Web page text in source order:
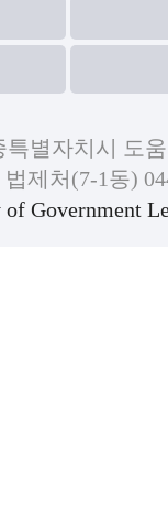
특별자치시 도
제처(7-1동)
Government